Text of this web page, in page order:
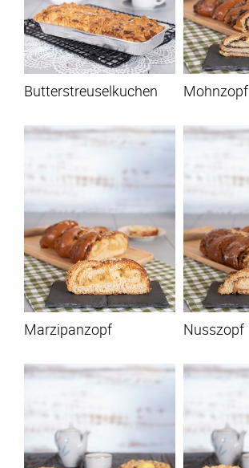
Butterstreuselkuchen Mohnzopf
Marzipanzopf Nusszopf